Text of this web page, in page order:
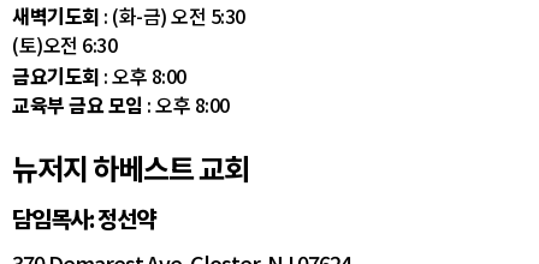
새벽기도회 : (화-금) 오전 5:30
(토)오전 6:30
금요기도회 : 오후 8:00
교육부 금요 모임 : 오후 8:00
뉴저지 하베스트 교회
담임목사: 정선약